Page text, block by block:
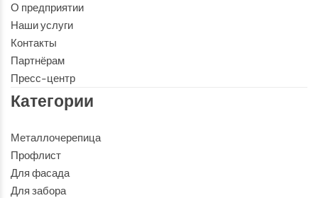
О предприятии
Наши услуги
Контакты
Партнёрам
Пресс-центр
Категории
Металлочерепица
Профлист
Для фасада
Для забора